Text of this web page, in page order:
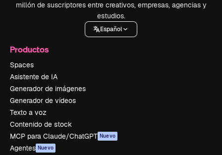
millón de suscriptores entre creativos, empresas, agencias y
estudios.
Español
Productos
Spaces
Asistente de IA
Generador de imágenes
Generador de vídeos
Texto a voz
Contenido de stock
MCP para Claude/ChatGPT Nuevo
Agentes Nuevo